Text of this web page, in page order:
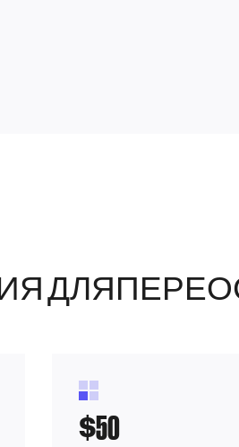
ДЛЯ
$50